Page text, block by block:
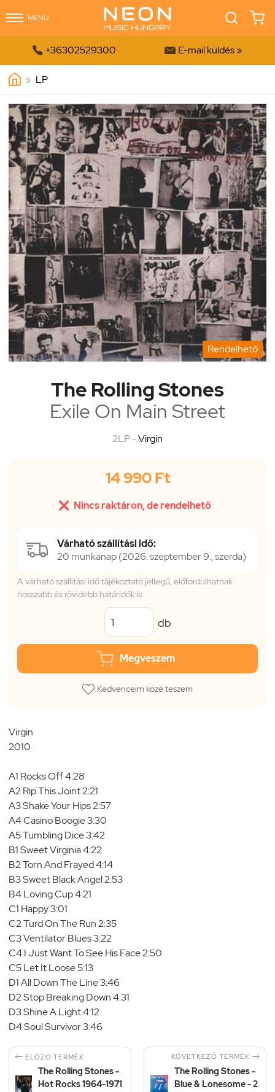
MENÜ
 +36302529300  E-mail küldés »
» LP
Rendelhető
The Rolling Stones
Exile On Main Street
2LP -Virgin
14 990 Ft
 Nincs raktáron, de rendelhető
Várható szállítási idő:
20 munkanap (2026. szeptember 9., szerda)
A várható szállítási idő tájékoztató jellegű, előfordulhatnak
hosszabb és rövidebb határidők is
db
Megveszem
Kedvenceim közé teszem
Virgin
2010
A1 Rocks Off 4:28
A2 Rip This Joint 2:21
A3 Shake Your Hips 2:57
A4 Casino Boogie 3:30
A5 Tumbling Dice 3:42
B1 Sweet Virginia 4:22
B2 Torn And Frayed 4:14
B3 Sweet Black Angel 2:53
B4 Loving Cup 4:21
C1 Happy 3:01
C2 Turd On The Run 2:35
C3 Ventilator Blues 3:22
C4 I Just Want To See His Face 2:50
C5 Let It Loose 5:13
D1 All Down The Line 3:46
D2 Stop Breaking Down 4:31
D3 Shine A Light 4:12
D4 Soul Survivor 3:46
 ELŐZŐ TERMÉK
The Rolling Stones -
Hot Rocks 1964-1971
KÖVETKEZŐ TERMÉK 
The Rolling Stones -
Blue & Lonesome - 2